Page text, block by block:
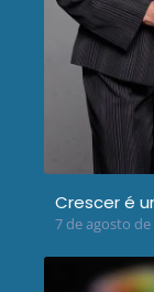
Crescer é
7 de agosto de